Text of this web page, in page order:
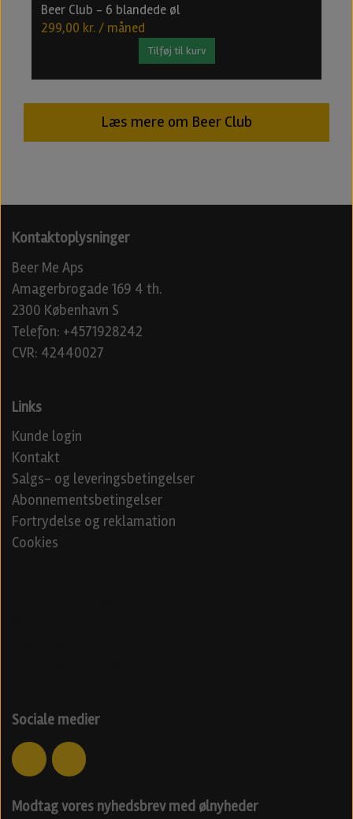
Beer Club - 6 blandede øl
299,00 kr. / måned
Tilføj til kurv
Læs mere om Beer Club
Kontaktoplysninger
Beer Me Aps
Amagerbrogade 169 4 th.
2300 København S
Telefon: +4571928242
CVR: 42440027
Links
Kunde login
Kontakt
Salgs- og leveringsbetingelser
Abonnementsbetingelser
Fortrydelse og reklamation
Cookies
Sociale medier
Modtag vores nyhedsbrev med ølnyheder